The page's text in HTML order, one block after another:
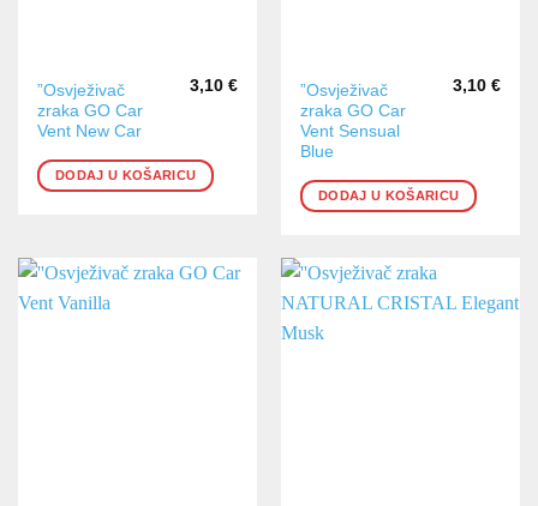
”Osvježivač
zraka GO Car
Vent New Car
3,10 €
DODAJ U KOŠARICU
”Osvježivač
zraka GO Car
Vent Sensual
Blue
3,10 €
DODAJ U KOŠARICU